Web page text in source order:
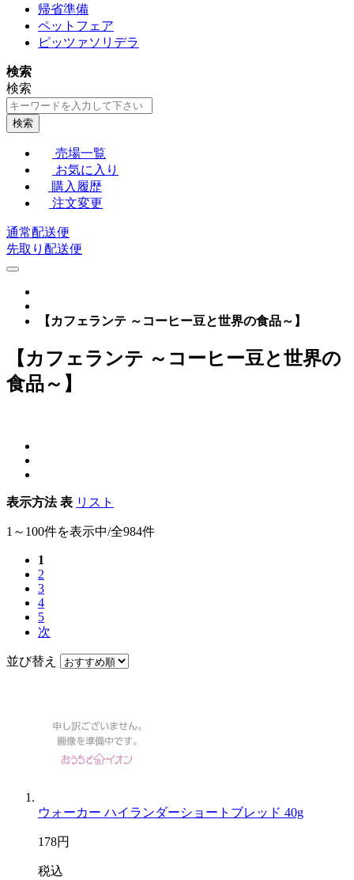
帰省準備
ペットフェア
ピッツァソリデラ
検索
検索
検索
売場一覧
お気に入り
購入履歴
注文変更
通常配送便
先取り配送便
【カフェランテ ～コーヒー豆と世界の食品～】
【カフェランテ ～コーヒー豆と世界の
食品～】
表示方法 表 リスト
1～100件を表示中/全984件
1
2
3
4
5
次
並び替え
ウォーカー ハイランダーショートブレッド 40g
178円
税込